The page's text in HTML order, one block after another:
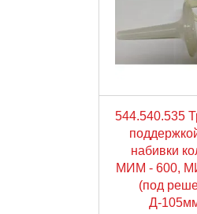
544.540.535
набивки
МИМ - 600,
(под
Д-